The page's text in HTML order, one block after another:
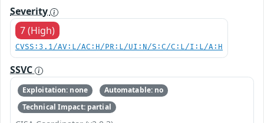
Severity
7 (High)
CVSS:3.1/AV:L/AC:H/PR:L/UI:N/S:C/C:L/I:L/A:H
SSVC
Exploitation: none
Automatable: no
Technical Impact: partial